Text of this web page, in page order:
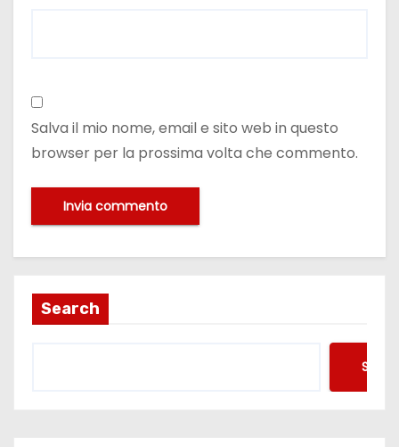
Salva il mio nome, email e sito web in questo
browser per la prossima volta che commento.
Search